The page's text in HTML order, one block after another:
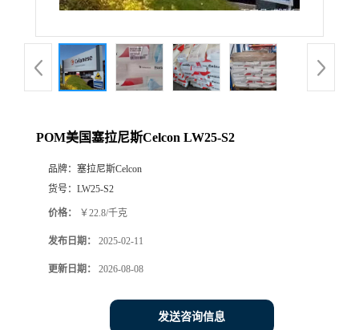
POM美国塞拉尼斯Celcon LW25-S2
品牌： 塞拉尼斯Celcon
货号： LW25-S2
价格： ￥22.8/千克
发布日期： 2025-02-11
更新日期： 2026-08-08
发送咨询信息